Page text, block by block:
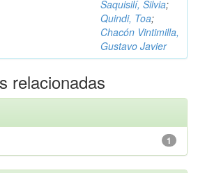
Saquisilí, Silvia;
Quindi, Toa;
Chacón Vintimilla,
Gustavo Javier
relacionadas
1